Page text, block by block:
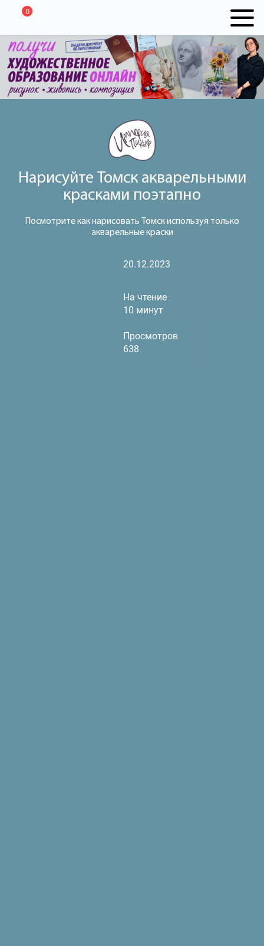
0
Нарисуйте Томск акварельными
красками поэтапно
Посмотрите как нарисовать Томск используя только
акварельные краски
20.12.2023
На чтение
10 минут
Просмотров
638